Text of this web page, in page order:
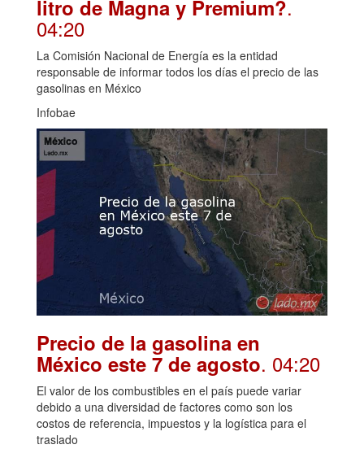
litro de Magna y Premium?.
04:20
La Comisión Nacional de Energía es la entidad
responsable de informar todos los días el precio de las
gasolinas en México
Infobae
Precio de la gasolina en
México este 7 de agosto. 04:20
El valor de los combustibles en el país puede variar
debido a una diversidad de factores como son los
costos de referencia, impuestos y la logística para el
traslado